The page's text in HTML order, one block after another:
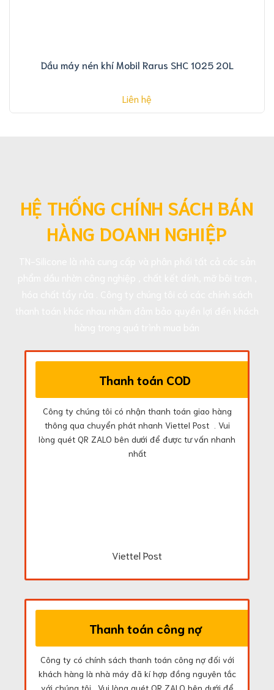
Dầu máy nén khí Mobil Rarus SHC 1025 20L
Liên hệ
HỆ THỐNG CHÍNH SÁCH BÁN
HÀNG DOANH NGHIỆP
Thanh toán COD
Công ty chúng tôi có nhận thanh toán giao hàng
thông qua chuyển phát nhanh Viettel Post . Vui
lòng quét QR ZALO bên dưới để được tư vấn nhanh
nhất
Viettel Post
Thanh toán công nợ
Công ty có chính sách thanh toán công nợ đối với
khách hàng là nhà máy đã kí hợp đồng nguyên tắc
với chúng tôi . Vui lòng quét QR ZALO bên dưới để